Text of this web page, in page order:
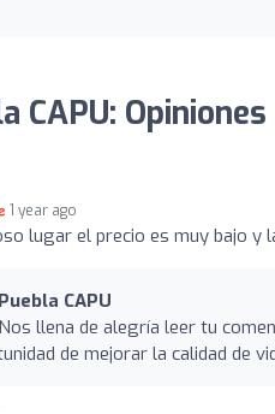
CAPU: Opiniones
1 year ago
lugar el precio es muy bajo y
CAPU
llena de alegría leer tu
de mejorar la calidad de